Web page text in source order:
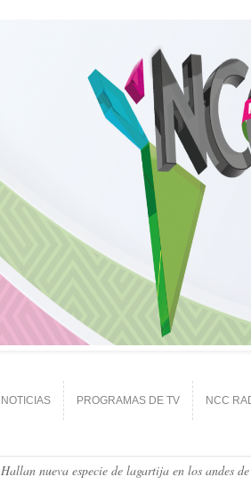
NOTICIAS PROGRAMAS DE TV NCC
Hallan nueva especie de lagartija en los andes